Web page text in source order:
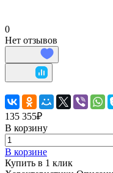
0
Нет отзывов
135 355₽
В корзину
В корзине
Купить в 1 клик